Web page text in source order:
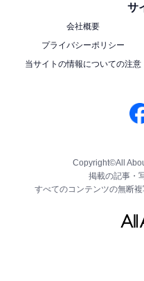
サ
会社概要
プライバシーポリシー
当サイトの情報についての注意
Copyright©All
掲載の記事・
すべてのコンテンツの無断